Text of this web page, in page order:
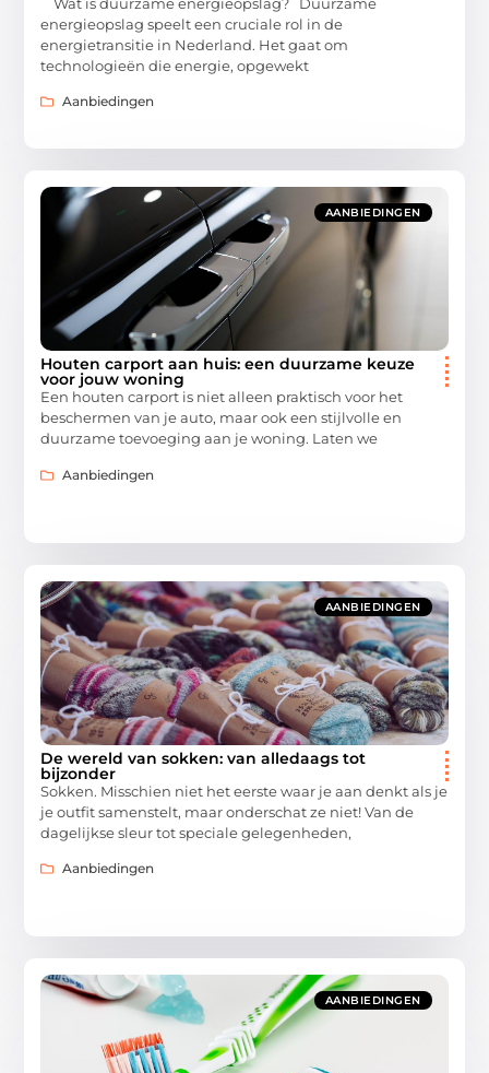
energieopslag speelt een cruciale rol in de
energietransitie in Nederland. Het gaat om
technologieën die energie, opgewekt
Aanbiedingen
AANBIEDINGEN
Houten carport aan huis: een duurzame keuze
voor jouw woning
Een houten carport is niet alleen praktisch voor het
beschermen van je auto, maar ook een stijlvolle en
duurzame toevoeging aan je woning. Laten we
Aanbiedingen
AANBIEDINGEN
De wereld van sokken: van alledaags tot
bijzonder
Sokken. Misschien niet het eerste waar je aan denkt als je
je outfit samenstelt, maar onderschat ze niet! Van de
dagelijkse sleur tot speciale gelegenheden,
Aanbiedingen
AANBIEDINGEN